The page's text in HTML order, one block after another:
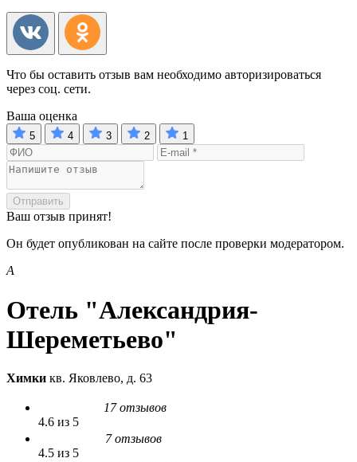
Что бы оставить отзыв вам необходимо авторизироваться
через соц. сети.
Ваша оценка
5 4 3 2 1
Отправить
Ваш отзыв принят!
Он будет опубликован на сайте после проверки модератором.
А
Отель "Александрия-
Шереметьево"
Химки кв. Яковлево, д. 63
17 отзывов
4.6 из 5
7 отзывов
4.5 из 5